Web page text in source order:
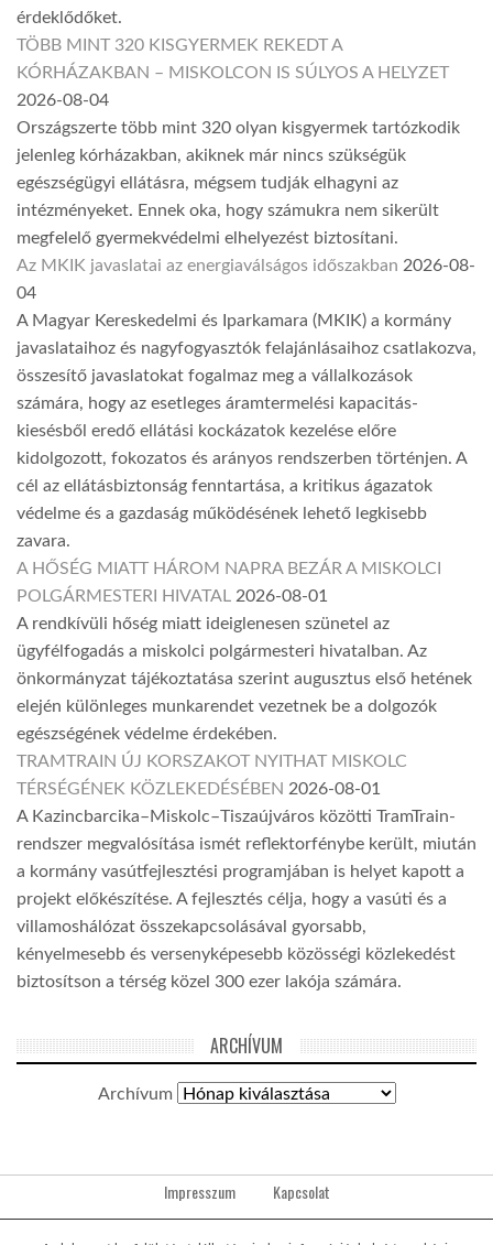
érdeklődőket.
TÖBB MINT 320 KISGYERMEK REKEDT A
KÓRHÁZAKBAN – MISKOLCON IS SÚLYOS A HELYZET
2026-08-04
Országszerte több mint 320 olyan kisgyermek tartózkodik
jelenleg kórházakban, akiknek már nincs szükségük
egészségügyi ellátásra, mégsem tudják elhagyni az
intézményeket. Ennek oka, hogy számukra nem sikerült
megfelelő gyermekvédelmi elhelyezést biztosítani.
Az MKIK javaslatai az energiaválságos időszakban 2026-08-
04
A Magyar Kereskedelmi és Iparkamara (MKIK) a kormány
javaslataihoz és nagyfogyasztók felajánlásaihoz csatlakozva,
összesítő javaslatokat fogalmaz meg a vállalkozások
számára, hogy az esetleges áramtermelési kapacitás-
kiesésből eredő ellátási kockázatok kezelése előre
kidolgozott, fokozatos és arányos rendszerben történjen. A
cél az ellátásbiztonság fenntartása, a kritikus ágazatok
védelme és a gazdaság működésének lehető legkisebb
zavara.
A HŐSÉG MIATT HÁROM NAPRA BEZÁR A MISKOLCI
POLGÁRMESTERI HIVATAL 2026-08-01
A rendkívüli hőség miatt ideiglenesen szünetel az
ügyfélfogadás a miskolci polgármesteri hivatalban. Az
önkormányzat tájékoztatása szerint augusztus első hetének
elején különleges munkarendet vezetnek be a dolgozók
egészségének védelme érdekében.
TRAMTRAIN ÚJ KORSZAKOT NYITHAT MISKOLC
TÉRSÉGÉNEK KÖZLEKEDÉSÉBEN 2026-08-01
A Kazincbarcika–Miskolc–Tiszaújváros közötti TramTrain-
rendszer megvalósítása ismét reflektorfénybe került, miután
a kormány vasútfejlesztési programjában is helyet kapott a
projekt előkészítése. A fejlesztés célja, hogy a vasúti és a
villamoshálózat összekapcsolásával gyorsabb,
kényelmesebb és versenyképesebb közösségi közlekedést
biztosítson a térség közel 300 ezer lakója számára.
ARCHÍVUM
Archívum
Impresszum Kapcsolat